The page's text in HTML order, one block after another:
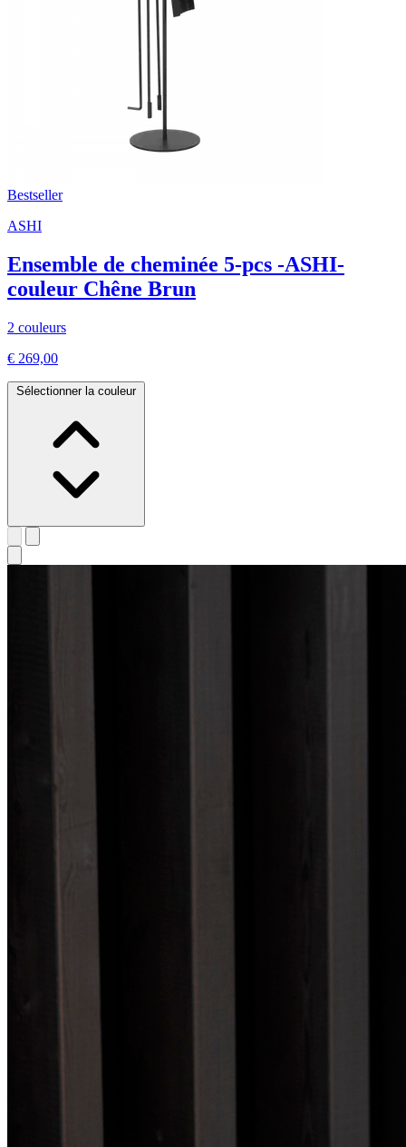
Bestseller
ASHI
Ensemble de cheminée 5-pcs -ASHI-
couleur Chêne Brun
2 couleurs
€ 269,00
Sélectionner la couleur